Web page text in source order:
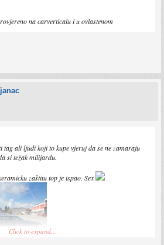
na carverticalu i u ovlastenom
tag ali ljudi koji to kupe vjeruj da se ne zamaraju
si težak milijardu.
zaštitu top je ispao. Sex
Click to expand...